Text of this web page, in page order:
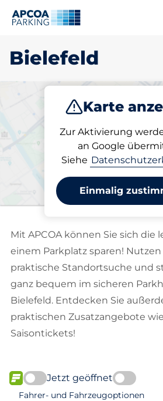
Bielefeld
Karte
Zur Aktivierung
an Google
Siehe
Einmalig
Parken Laden
Wählen Sie Ihren
in Bielefeld
Mit APCOA können Sie sich die
einem Parkplatz sparen! Nutzen
praktische Standortsuche und
ganz bequem im sicheren
Bielefeld. Entdecken Sie
praktischen Zusatzangebote
Saisontickets!
FLOW verfügbar
Jetzt geöffnet
Fahrer- und Fahrzeugoptionen